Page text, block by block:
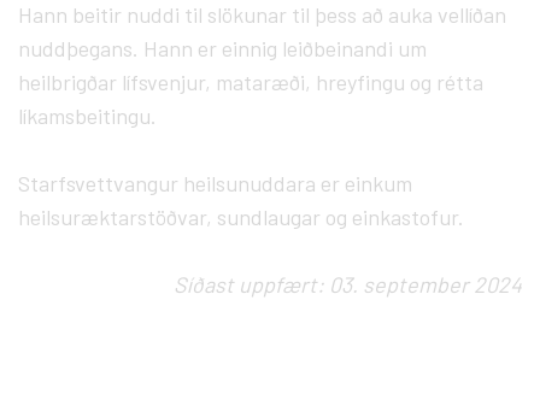
Hann beitir nuddi til slökunar til þess að auka vellíðan
nuddþegans. Hann er einnig leiðbeinandi um
heilbrigðar lífsvenjur, mataræði, hreyfingu og rétta
líkamsbeitingu.
Starfsvettvangur heilsunuddara er einkum
heilsuræktarstöðvar, sundlaugar og einkastofur.
Síðast uppfært: 03. september 2024